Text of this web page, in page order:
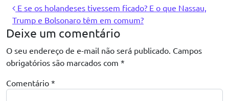
Navegação de post
E se os holandeses tivessem ficado? E o que Nassau,
Trump e Bolsonaro têm em comum?
Deixe um comentário
O seu endereço de e-mail não será publicado. Campos
obrigatórios são marcados com *
Comentário *